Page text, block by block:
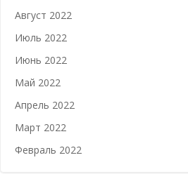
Август 2022
Июль 2022
Июнь 2022
Май 2022
Апрель 2022
Март 2022
Февраль 2022